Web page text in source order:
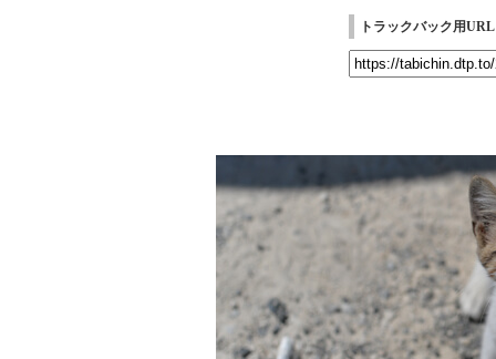
トラックバック用URL